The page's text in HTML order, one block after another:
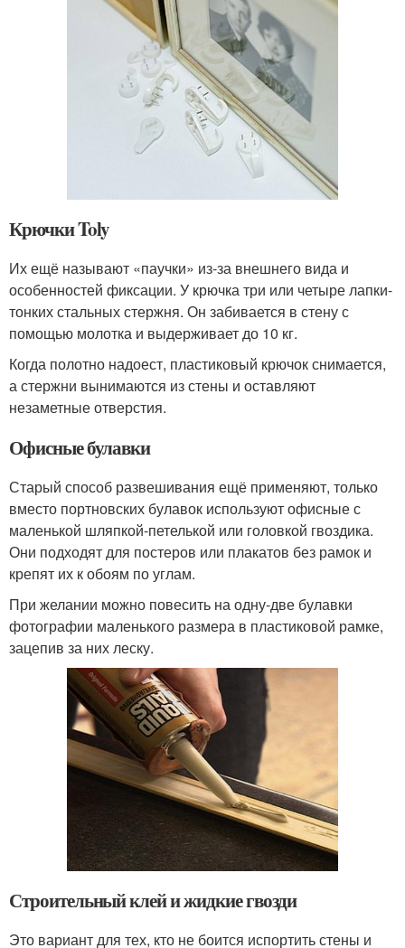
Крючки Toly
Их ещё называют «паучки» из-за внешнего вида и
особенностей фиксации. У крючка три или четыре лапки-
тонких стальных стержня. Он забивается в стену с
помощью молотка и выдерживает до 10 кг.
Когда полотно надоест, пластиковый крючок снимается,
а стержни вынимаются из стены и оставляют
незаметные отверстия.
Офисные булавки
Старый способ развешивания ещё применяют, только
вместо портновских булавок используют офисные с
маленькой шляпкой-петелькой или головкой гвоздика.
Они подходят для постеров или плакатов без рамок и
крепят их к обоям по углам.
При желании можно повесить на одну-две булавки
фотографии маленького размера в пластиковой рамке,
зацепив за них леску.
Строительный клей и жидкие гвозди
Это вариант для тех, кто не боится испортить стены и